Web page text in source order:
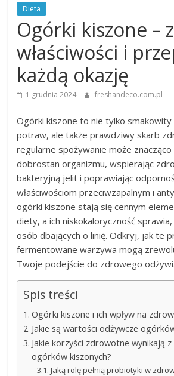
Dieta
Ogórki kiszone –
właściwości i
każdą okazję
1 grudnia 2024 freshandeco.com.pl
Ogórki kiszone to nie tylko
potraw, ale także prawdziwy skarb
regularne spożywanie może znacząco
dobrostan organizmu, wspierając
bakteryjną jelit i poprawiając
właściwościom przeciwzapalnym i
ogórki kiszone stają się cennym
diety, a ich niskokaloryczność
osób dbających o linię. Odkryj, jak te
fermentowane warzywa mogą
Twoje podejście do zdrowego
Spis treści
Ogórki kiszone i ich wpływ na
Jakie są wartości odżywcze
Jakie korzyści zdrowotne wynikają z
ogórków kiszonych?
Jaką rolę pełnią probiotyki w